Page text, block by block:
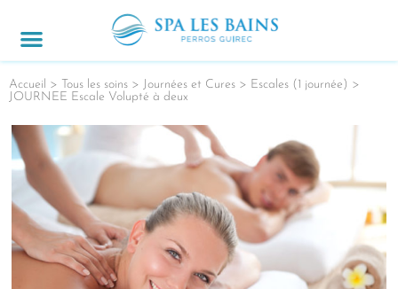
Accueil > Tous les soins > Journées et Cures > Escales (1 journée) >
JOURNEE Escale Volupté à deux